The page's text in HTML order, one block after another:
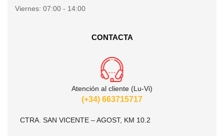
Viernes: 07:00 - 14:00
CONTACTA
Atención al cliente (Lu-Vi)
(+34) 663715717
CTRA. SAN VICENTE – AGOST, KM 10.2